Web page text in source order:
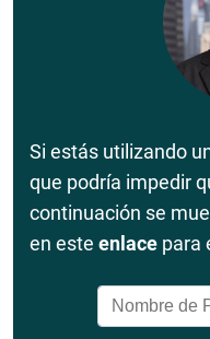
Si estás utilizando
que podría impedir
continuación se
en este enlace para